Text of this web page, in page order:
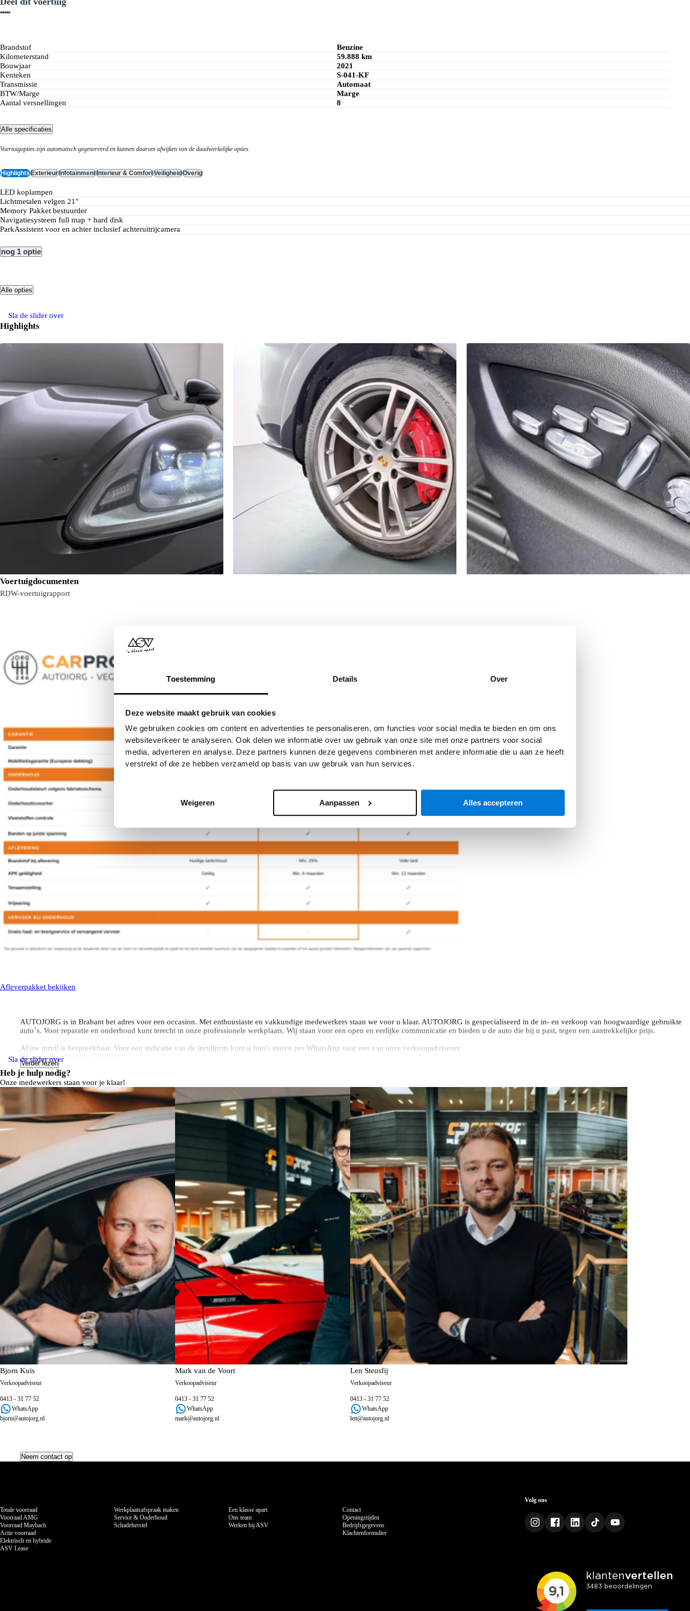
Toestemming Details Over
Deze website maakt gebruik van cookies
We gebruiken cookies om content en advertenties te personaliseren, om functies voor social media te bieden en om ons
websiteverkeer te analyseren. Ook delen we informatie over uw gebruik van onze site met onze partners voor social
media, adverteren en analyse. Deze partners kunnen deze gegevens combineren met andere informatie die u aan ze heeft
verstrekt of die ze hebben verzameld op basis van uw gebruik van hun services.
Weigeren Aanpassen Alles accepteren
G-Klasse Specialist
Brandstof
Benzine
Kilometerstand
59.888 km
Bouwjaar
2021
Kenteken
S-041-KF
Transmissie
Automaat
BTW/Marge
Marge
Aantal versnellingen
8
Alle specificaties
Voertuigopties zijn automatisch gegenereerd en kunnen daarom afwijken van de daadwerkelijke opties.
HighlightsExterieurInfotainmentInterieur & ComfortVeiligheidOverig
LED koplampen
lichtmetalen velgen 21"
Memory Pakket bestuurder
navigatiesysteem full map + hard disk
ParkAssistent voor en achter inclusief achteruitrijcamera
nog 1 optie
Alle opties
Highlights
Sla de slider over
Voertuigdocumenten
RDW-voertuigrapport
Afleverpakket bekijken
AUTOJORG is in Brabant het adres voor een occasion. Met enthousiaste en vakkundige medewerkers staan we voor u klaar. AUTOJORG is gespecialiseerd in de in- en verkoop van hoogwaardige gebruikte
auto´s. Voor reparatie en onderhoud kunt terecht in onze professionele werkplaats. Wij staan voor een open en eerlijke communicatie en bieden u de auto die bij u past, tegen een aantrekkelijke prijs.
Al uw inruil is bespreekbaar. Voor een indicatie van de inruilprijs kunt u foto's sturen per WhatsApp naar een van onze verkoopadviseurs:
Bjorn Kuis+31 (0)6 12081639
Mark van de Voort
Len Steusfijop +31 (0)6 82044655
Op al onze voertuigen is standaard het AutoJorg Basis Pakket inbegrepen. Tegen meerprijs is het AutoJorg Premium Pakket en AutoJorg Premium Plus Pakket optioneel.
Verder lezen
Heb je hulp nodig?
Onze medewerkers staan voor je klaar!
Sla de slider over
Bjorn Kuis
Verkoopadviseur
0413 - 31 77 52
WhatsApp
bjorn@autojorg.nl
Mark van de Voort
Verkoopadviseur
0413 - 31 77 52
WhatsApp
mark@autojorg.nl
Len Steusfij
Verkoopadviseur
0413 - 31 77 52
WhatsApp
len@autojorg.nl
Neem contact op
Totale voorraad
Voorraad AMG
Voorraad Maybach
Actie voorraad
Elektrisch en hybride
ASV Lease
Werkplaatsafspraak maken
Service & Onderhoud
Schadeherstel
Een klasse apart
Ons team
Werken bij ASV
Contact
Openingstijden
Bedrijfsgegevens
Klachtenformulier
Volg ons